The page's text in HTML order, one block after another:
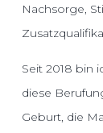
Nachsorge,
Seit 2018 bin
diese
Geburt, die